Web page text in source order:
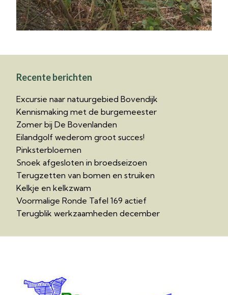
Recente berichten
Excursie naar natuurgebied Bovendijk
Kennismaking met de burgemeester
Zomer bij De Bovenlanden
Eilandgolf wederom groot succes!
Pinksterbloemen
Snoek afgesloten in broedseizoen
Terugzetten van bomen en struiken
Kelkje en kelkzwam
Voormalige Ronde Tafel 169 actief
Terugblik werkzaamheden december